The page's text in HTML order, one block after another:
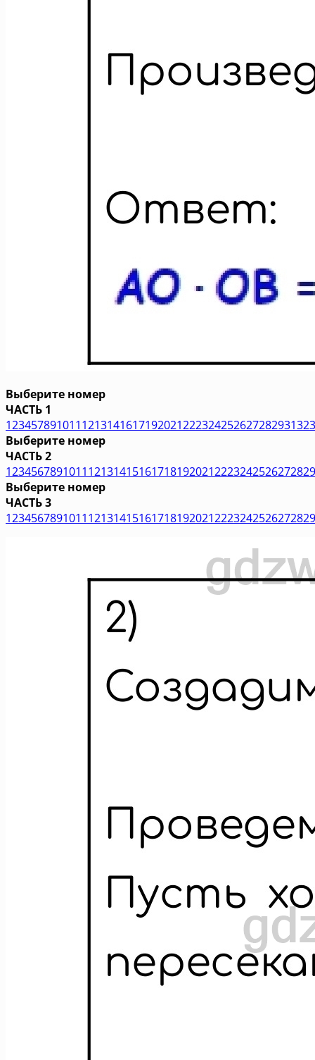
Выберите номер
ЧАСТЬ 1
123457891011121314161719202122232425262728293132
Выберите номер
ЧАСТЬ 2
1234567891011121314151617181920212223242526272829
Выберите номер
ЧАСТЬ 3
1234567891011121314151617181920212223242526272829